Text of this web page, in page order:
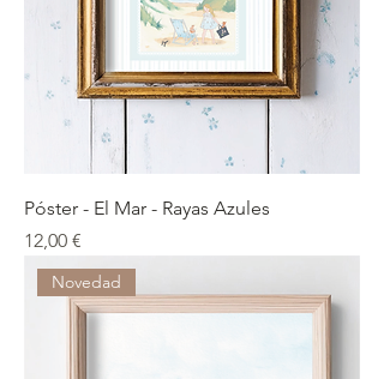
Póster - El Mar - Rayas Azules
Precio
12,00 €
Novedad